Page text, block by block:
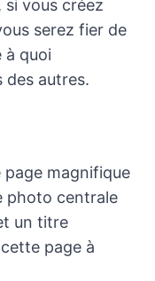
si vous créez
serez fier de
quoi
des autres.
page magnifique
photo centrale
un titre
page à